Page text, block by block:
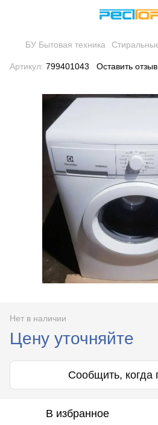
БУ Бытовая техника
Артикул: 799401043 Оставить отзыв
Нет в наличии
Цену уточняйте
Сообщить, когда
В избранное